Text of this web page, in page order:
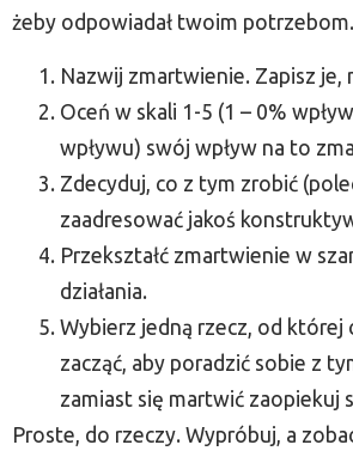
żeby odpowiadał twoim potrzebom.
Nazwij zmartwienie. Zapisz je,
Oceń w skali 1-5 (1 – 0%
wpływu) swój wpływ na to
Zdecyduj, co z tym zrobić
zaadresować jakoś
Przekształć zmartwienie w
działania.
Wybierz jedną rzecz, od której
zacząć, aby poradzić sobie z
zamiast się martwić zaopiekuj
Proste, do rzeczy. Wypróbuj, a